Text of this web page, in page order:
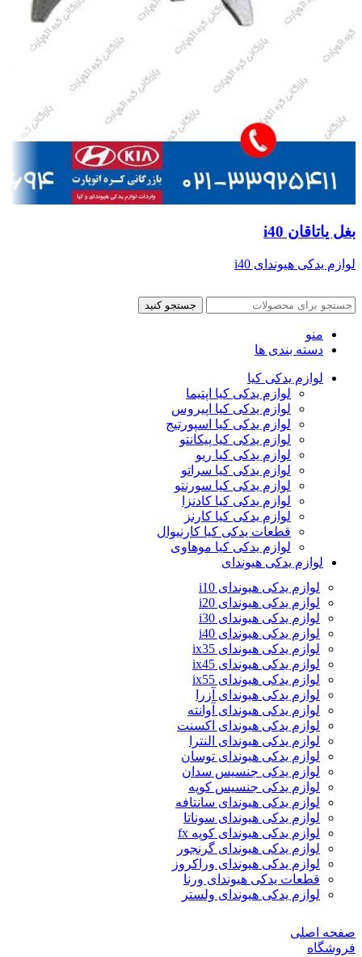
بغل یاتاقان i40
لوازم یدکی هیوندای i40
جستجو کنید
منو
دسته بندی ها
لوازم یدکی کیا
لوازم یدکی کیا اپتیما
لوازم یدکی کیا اپیروس
لوازم یدکی کیا اسپورتیج
لوازم یدکی کیا پیکانتو
لوازم یدکی کیا ریو
لوازم یدکی کیا سراتو
لوازم یدکی کیا سورنتو
لوازم یدکی کیا کادنزا
لوازم یدکی کیا کارنز
قطعات یدکی کیا کارنیوال
لوازم یدکی کیا موهاوی
لوازم یدکی هیوندای
لوازم یدکی هیوندای i10
لوازم یدکی هیوندای i20
لوازم یدکی هیوندای i30
لوازم یدکی هیوندای i40
لوازم یدکی هیوندای ix35
لوازم یدکی هیوندای ix45
لوازم یدکی هیوندای ix55
لوازم یدکی هیوندای آزرا
لوازم یدکی هیوندای آوانته
لوازم یدکی هیوندای اکسنت
لوازم یدکی هیوندای النترا
لوازم یدکی هیوندای توسان
لوازم یدکی جنسیس سدان
لوازم یدکی جنسیس کوپه
لوازم یدکی هیوندای سانتافه
لوازم یدکی هیوندای سوناتا
لوازم یدکی هیوندای کوپه fx
لوازم یدکی هیوندای گرنجور
لوازم یدکی هیوندای وراکروز
قطعات یدکی هیوندای ورنا
لوازم یدکی هیوندای ولستر
صفحه اصلی
فروشگاه